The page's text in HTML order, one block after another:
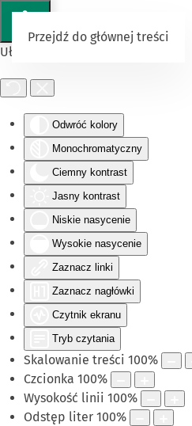
Ułatwienia dostępu
Odwróć kolory
Monochromatyczny
Ciemny kontrast
Jasny kontrast
Niskie nasycenie
Wysokie nasycenie
Zaznacz linki
Zaznacz nagłówki
Czytnik ekranu
Tryb czytania
Skalowanie treści 100%
Czcionka 100%
Wysokość linii 100%
Odstęp liter 100%
Przejdź do głównej treści